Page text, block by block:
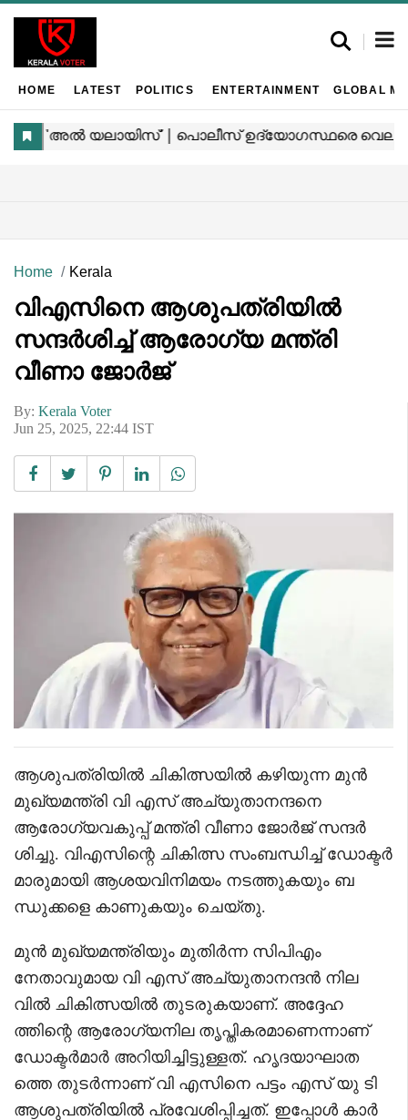
HOME LATEST POLITICS ENTERTAINMENT GLOBAL
Home Kerala
വിഎസിനെ ആശുപത്രിയിൽ
സന്ദർശിച്ച് ആരോഗ്യ മന്ത്രി
വീണാ ജോർജ്
By: Kerala Voter
Jun 25, 2025, 22:44 IST
ആശുപത്രിയിൽ ചികിത്സയിൽ കഴിയുന്ന മുൻ
മുഖ്യമന്ത്രി വി എസ് അച്യുതാനന്ദനെ
ആരോഗ്യവകുപ്പ് മന്ത്രി വീണാ ജോർജ് സന്ദർ
ശിച്ചു. വിഎസിന്റെ ചികിത്സ സംബന്ധിച്ച് ഡോക്ടർ
മാരുമായി ആശയവിനിമയം നടത്തുകയും ബ
ന്ധുക്കളെ കാണുകയും ചെയ്തു.
മുൻ മുഖ്യമന്ത്രിയും മുതിർന്ന സിപിഎം
നേതാവുമായ വി എസ് അച്യുതാനന്ദൻ നില
വിൽ ചികിത്സയിൽ തുടരുകയാണ്. അദ്ദേഹ
ത്തിന്റെ ആരോഗ്യനില തൃപ്തികരമാണെന്നാണ്
ഡോക്ടർമാർ അറിയിച്ചിട്ടുള്ളത്. ഹൃദയാഘാത
ത്തെ തുടർന്നാണ് വി എസിനെ പട്ടം എസ് യു ടി
ആശുപത്രിയിൽ പ്രവേശിപ്പിച്ചത്. ഇപ്പോൾ കാർ